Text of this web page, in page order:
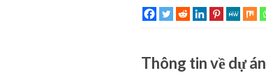
Thông tin về dự án